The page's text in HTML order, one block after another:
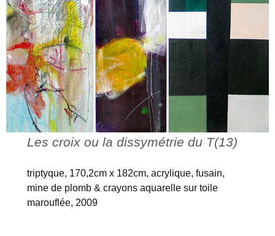
Les croix ou la dissymétrie du T(13)
triptyque, 170,2cm x 182cm, acrylique, fusain,
mine de plomb & crayons aquarelle sur toile
marouflée, 2009